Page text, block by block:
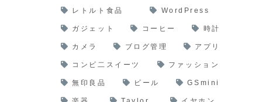
レトルト食品 WordPress
ガジェット コーヒー 時計
カメラ ブログ管理 アプリ
コンビ二スイーツ ファッション
無印良品 ビール GSmini